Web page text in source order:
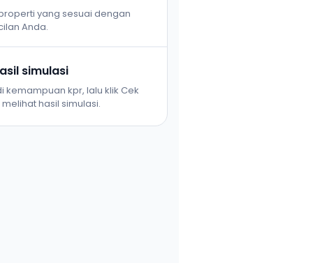
yang sesuai dengan
Anda.
simulasi
kemampuan kpr, lalu klik Cek
hasil simulasi.